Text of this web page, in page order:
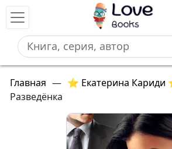
Главная — ⭐ Екатерина Кариди
Разведёнка